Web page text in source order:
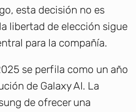
esta decisión no es
libertad de elección sigue
para la compañía.
se perfila como un año
de Galaxy AI. La
de ofrecer una